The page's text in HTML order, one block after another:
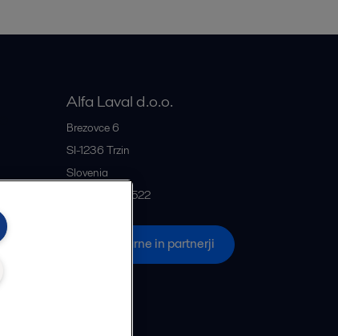
Alfa Laval d.o.o.
Brezovce 6
SI-1236 Trzin
Slovenia
+386 1 5637522
Vse pisarne in partnerji